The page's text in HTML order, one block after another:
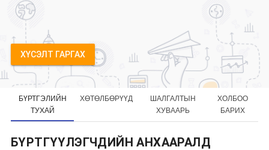
ХҮСЭЛТ ГАРГАХ
БҮРТГЭЛИЙН
ТУХАЙ
ХӨТӨЛБӨРҮҮД
ШАЛГАЛТЫН
ХУВААРЬ
ХОЛБОО
БАРИХ
БҮРТГҮҮЛЭГЧДИЙН АНХААРАЛД